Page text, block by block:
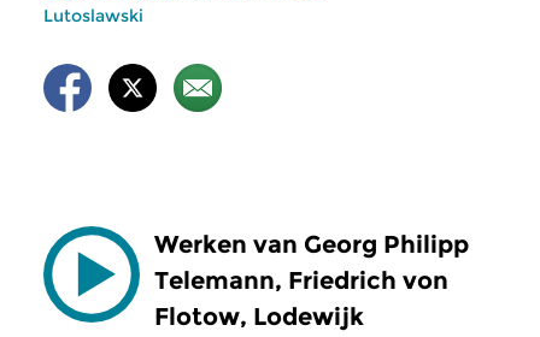
Lutoslawski
Werken van Georg Philipp
Telemann, Friedrich von
Flotow, Lodewijk